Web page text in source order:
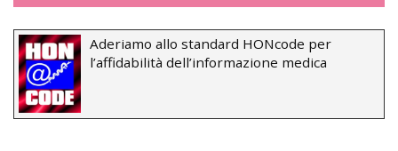
Aderiamo allo standard HONcode per
l’affidabilità dell’informazione medica